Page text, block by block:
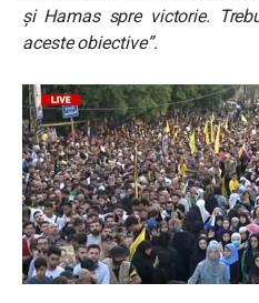
și Hamas spre victorie.
aceste obiective”.